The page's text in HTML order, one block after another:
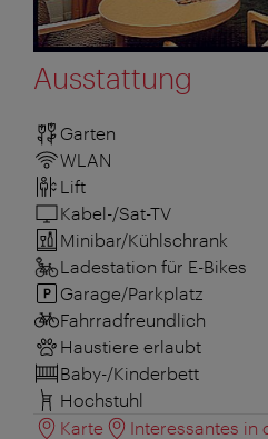
Ausstattung
Garten
WLAN
Lift
Kabel-/Sat-TV
Minibar/Kühlschrank
Ladestation für E-Bikes
Garage/Parkplatz
Fahrradfreundlich
Haustiere erlaubt
Baby-/Kinderbett
Hochstuhl
Karte
Interessantes in